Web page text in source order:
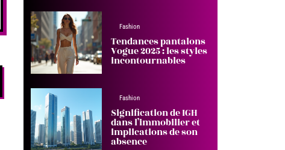
Fashion
Tendances pantalons
Vogue 2025 : les styles
incontournables
Fashion
Signification de IGH
dans l’immobilier et
implications de son
absence